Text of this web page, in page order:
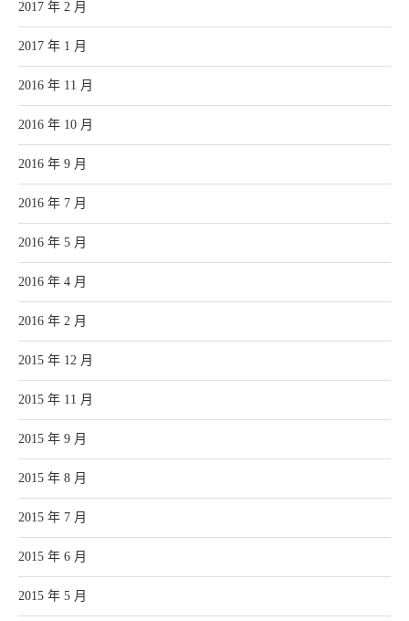
2017 年 2 月
2017 年 1 月
2016 年 11 月
2016 年 10 月
2016 年 9 月
2016 年 7 月
2016 年 5 月
2016 年 4 月
2016 年 2 月
2015 年 12 月
2015 年 11 月
2015 年 9 月
2015 年 8 月
2015 年 7 月
2015 年 6 月
2015 年 5 月